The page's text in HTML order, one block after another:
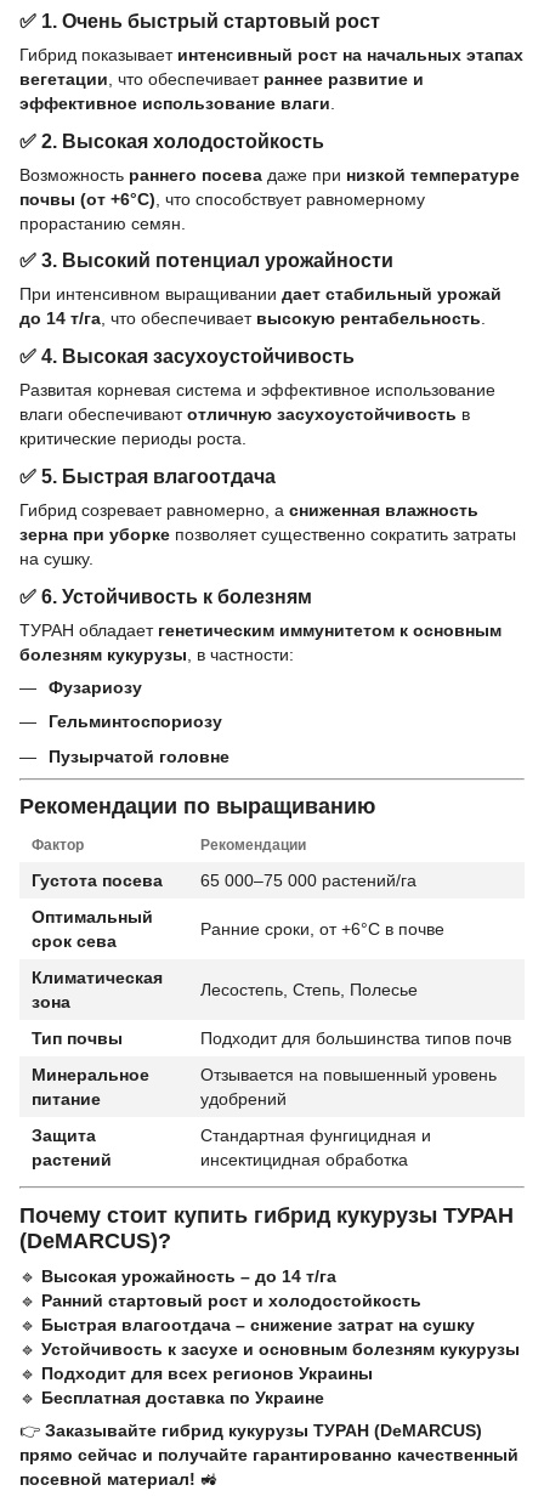
✅ 1. Очень быстрый стартовый рост
Гибрид показывает интенсивный рост на начальных этапах
вегетации , что обеспечивает раннее развитие и
эффективное использование влаги
✅ 2. Высокая холодостойкость
Возможность раннего посева даже при низкой температуре
почвы (от +6°C) , что способствует равномерному
прорастанию семян.
✅ 3. Высокий потенциал урожайности
При интенсивном выращивании дает стабильный урожай
до 14 т/га, что обеспечивает высокую рентабельность.
✅ 4. Высокая засухоустойчивость
Развитая корневая система и эффективное использование
влаги обеспечиваютотличную засухоустойчивость в
критические периоды роста.
✅ 5. Быстрая влагоотдача
Гибрид созревает равномерно, а сниженная влажность
зерна при уборке позволяет существенно сократить затраты
на сушку.
✅ 6. Устойчивость к болезням
ТУРАН обладает генетическим иммунитетом к основным
болезням кукурузы , в частности:
Фузариозу
Гельминтоспориозу
Пузырчатой головне
Рекомендации по выращиванию
Фактор Рекомендации
Густота посева
65 000–75 000 растений/га
Оптимальный
срок сева
Ранние сроки, от +6°C в почве
Климатическая
зона
Лесостепь, Степь, Полесье
Тип почвы
Подходит для большинства типов почв
Минеральное
питание
Отзывается на повышенный уровень
удобрений
Защита
растений
Стандартная фунгицидная и
инсектицидная обработка
Почему стоит купить гибрид кукурузы ТУРАН
(DeMARCUS)?
🔹 Высокая урожайность – до 14 т/га
🔹 Ранний стартовый рост и холодостойкость
🔹 Быстрая влагоотдача – снижение затрат на сушку
🔹 Устойчивость к засухе и основным болезням кукурузы
🔹 Подходит для всех регионов Украины
🔹 Бесплатная доставка по Украине
👉 Заказывайте гибрид кукурузы ТУРАН (DeMARCUS)
прямо сейчас и получайте гарантированно качественный
посевной материал! 🚜